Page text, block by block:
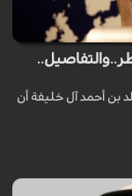
بن أحمد آل خليفة أن